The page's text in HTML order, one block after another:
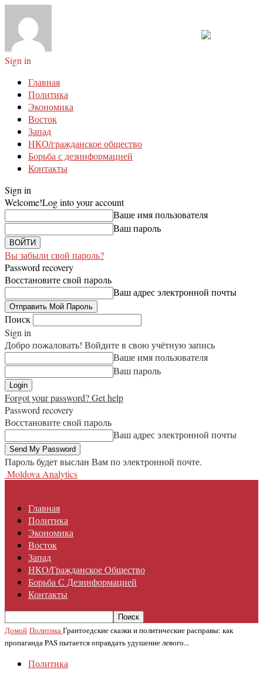
Sign in
Главная
Политика
Экономика
Восток
Запад
НКО/гражданское общество
Борьба с дезинформацией
Контакты
Sign in
Welcome!Log into your account
Ваше имя пользователя
Ваш пароль
Вы забыли свой пароль?
Password recovery
Восстановите свой пароль
Ваш адрес электронной почты
Поиск
Sign in
Добро пожаловать! Войдите в свою учётную запись
Ваше имя пользователя
Ваш пароль
Forgot your password? Get help
Password recovery
Восстановите свой пароль
Ваш адрес электронной почты
Пароль будет выслан Вам по электронной почте.
Moldova Analytics
Главная
Политика
Экономика
Восток
Запад
НКО/гражданское Общество
Борьба С Дезинформацией
Контакты
Домой ПолитикаГрантоедские сказки и политические расправы: как
пропаганда PAS пытается оправдать удушение левого...
Политика